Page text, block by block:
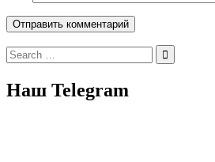
Search
for:
Наш Telegram